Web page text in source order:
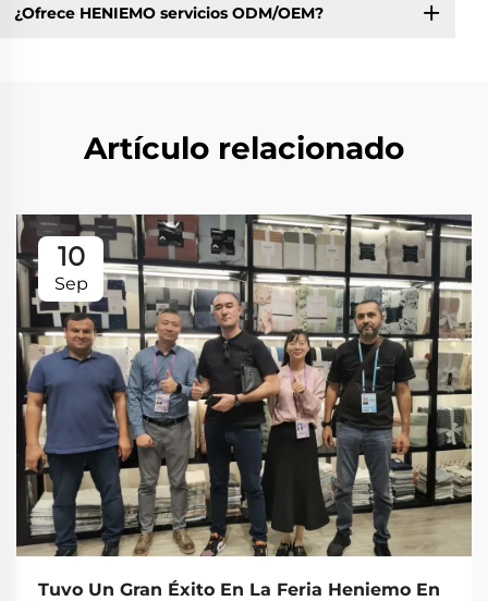
¿Ofrece HENIEMO servicios ODM/OEM?
Artículo relacionado
10
Sep
Tuvo Un Gran Éxito En La Feria Heniemo En